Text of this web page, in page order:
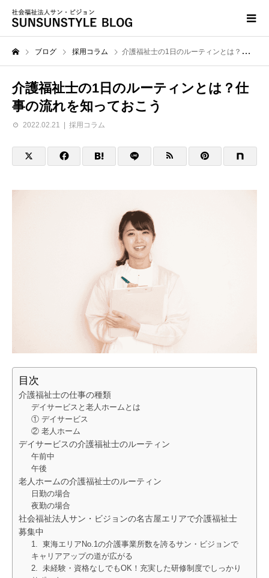
ブログ 採用コラム 介護福祉士の1日のルーティンとは？仕事の流れを知っておこう
介護福祉士の1日のルーティンとは？仕
事の流れを知っておこう
2022.02.21 採用コラム
目次
介護福祉士の仕事の種類
デイサービスと老人ホームとは
① デイサービス
② 老人ホーム
デイサービスの介護福祉士のルーティン
午前中
午後
老人ホームの介護福祉士のルーティン
日勤の場合
夜勤の場合
社会福祉法人サン・ビジョンの名古屋エリアで介護福祉士
募集中
1. 東海エリアNo.1の介護事業所数を誇るサン・ビジョンで
キャリアアップの道が広がる
2. 未経験・資格なしでもOK！充実した研修制度でしっかり